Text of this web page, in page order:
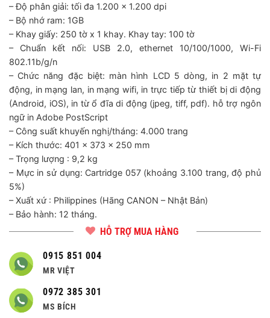
– Độ phân giải: tối đa 1.200 x 1.200 dpi
– Bộ nhớ ram: 1GB
– Khay giấy: 250 tờ x 1 khay. Khay tay: 100 tờ
– Chuẩn kết nối: USB 2.0, ethernet 10/100/1000, Wi-Fi
802.11b/g/n
– Chức năng đặc biệt: màn hình LCD 5 dòng, in 2 mặt tự
động, in mạng lan, in mạng wifi, in trực tiếp từ thiết bị di động
(Android, iOS), in từ ổ đĩa di động (jpeg, tiff, pdf). hỗ trợ ngôn
ngữ in Adobe PostScript
– Công suất khuyến nghị/tháng: 4.000 trang
– Kích thước: 401 x 373 x 250 mm
– Trọng lượng : 9,2 kg
– Mực in sử dụng: Cartridge 057 (khoảng 3.100 trang, độ phủ
5%)
– Xuất xứ : Philippines (Hãng CANON – Nhật Bản)
– Bảo hành: 12 tháng.
HỖ TRỢ MUA HÀNG
0915 851 004
MR VIỆT
0972 385 301
MS BÍCH